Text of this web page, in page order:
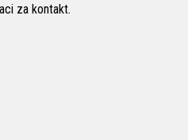
za kontakt.